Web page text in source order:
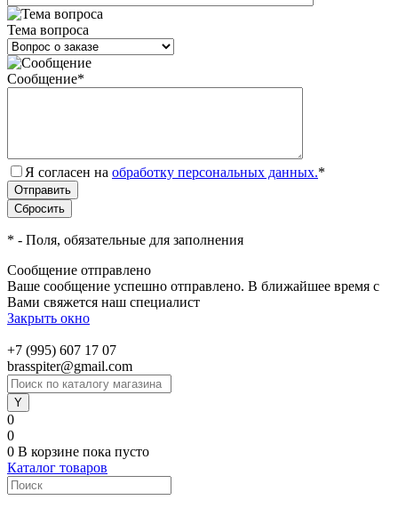
Тема вопроса
Сообщение*
Я согласен на обработку персональных данных.*
* - Поля, обязательные для заполнения
Сообщение отправлено
Ваше сообщение успешно отправлено. В ближайшее время с
Вами свяжется наш специалист
Закрыть окно
+7 (995) 607 17 07
brasspiter@gmail.com
0
0
0 В корзине пока пусто
Каталог товаров